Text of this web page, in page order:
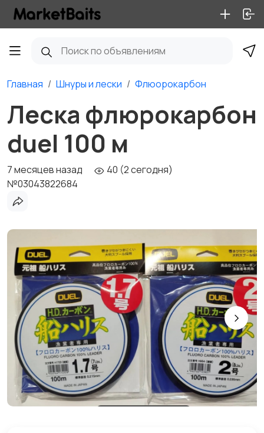
Главная Шнуры и лески Флюорокарбон
Леска флюрокарбон
duel 100 м
7 месяцев назад
40 (2 сегодня)
№03043822684